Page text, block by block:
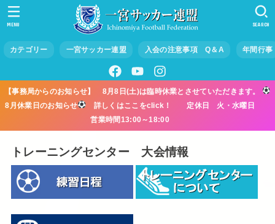
カテゴリー 一宮サッカー連盟 入会の注意事項 Q＆A 年間行事
SEARCH
MENU
【事務局からのお知らせ】 8月8日(土)は臨時休業とさせていただきます。
8月休業日のお知らせ
詳しくはここをclick！ 定休日 火・水曜日
営業時間13:00～18:00
トレーニングセンター 大会情報